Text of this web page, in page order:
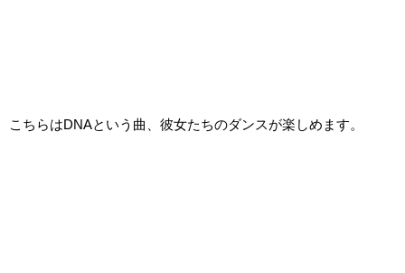
こちらはDNAという曲、彼女たちのダンスが楽しめます。